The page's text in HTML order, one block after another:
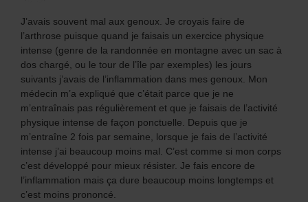
J’avais souvent mal aux genoux. Je croyais faire de
l’arthrose puisque quand je faisais un exercice physique
intense (genre de la randonnée en montagne avec un sac à
dos chargé, ou le tour de l’île par exemples) les jours
suivants j’avais de l’inflammation dans mes genoux. Mon
médecin m’a expliqué que c’était parce que je ne
m’entraînais pas régulièrement et que je faisais de l’activité
physique intense de façon ponctuelle. Depuis que je
m’entraîne 2 fois par semaine, lorsque je fais de l’activité
intense j’ai beaucoup moins mal. C’est comme si mon corps
c’est développé pour mieux résister. Je fais encore de
l’inflammation mais ça dure beaucoup moins longtemps et
c’est moins prononcé.